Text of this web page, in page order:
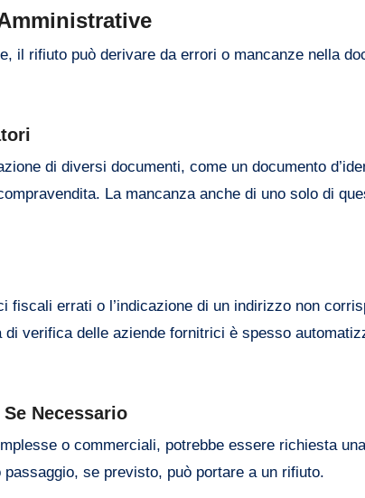
il rifiuto può derivare da errori o mancanze nella
di diversi documenti, come un documento
La mancanza anche di uno solo di
fiscali errati o l’indicazione di un indirizzo non
verifica delle aziende fornitrici è spesso
Necessario
o commerciali, potrebbe essere richiesta
se previsto, può portare a un rifiuto.